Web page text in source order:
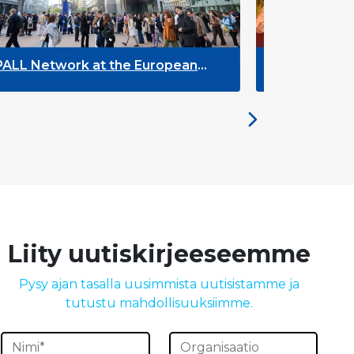
The Future of ENLYC: Insights
Liity uutiskirjeeseemme
Pysy ajan tasalla uusimmista uutisistamme ja
tutustu mahdollisuuksiimme.